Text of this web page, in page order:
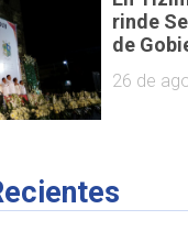
rinde
de
26 de